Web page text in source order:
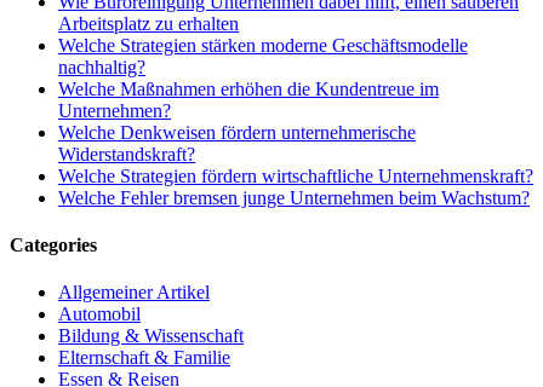
Arbeitsplatz zu erhalten
Welche Strategien stärken moderne Geschäftsmodelle
nachhaltig?
Welche Maßnahmen erhöhen die Kundentreue im
Unternehmen?
Welche Denkweisen fördern unternehmerische
Widerstandskraft?
Welche Strategien fördern wirtschaftliche Unternehmenskraft?
Welche Fehler bremsen junge Unternehmen beim Wachstum?
Categories
Allgemeiner Artikel
Automobil
Bildung & Wissenschaft
Elternschaft & Familie
Essen & Reisen